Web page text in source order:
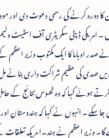
کا دورہ کرنے کی رسمی دعوت
۔ امریکی ڈپٹی سکریٹری آف اسٹیٹ
اوباما کا ایک مکتوب وزیر اعظم
کو ستمبر میں واشنگٹن کا دورہ کرنے اور ہند۔ امریکہ تعلقات کو
کہا کہ وہ ٹھوس نتائج کے حامل
جاسکے ۔ انہوں نے کہا کہ ہندوستان
وزیر اعظم نے ہند۔ا مریکہ